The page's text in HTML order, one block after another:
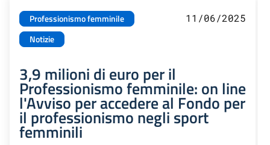
Professionismo femminile
Notizie
11/06/2025
3,9 milioni di euro per il
Professionismo femminile: on line
l'Avviso per accedere al Fondo per
il professionismo negli sport
femminili